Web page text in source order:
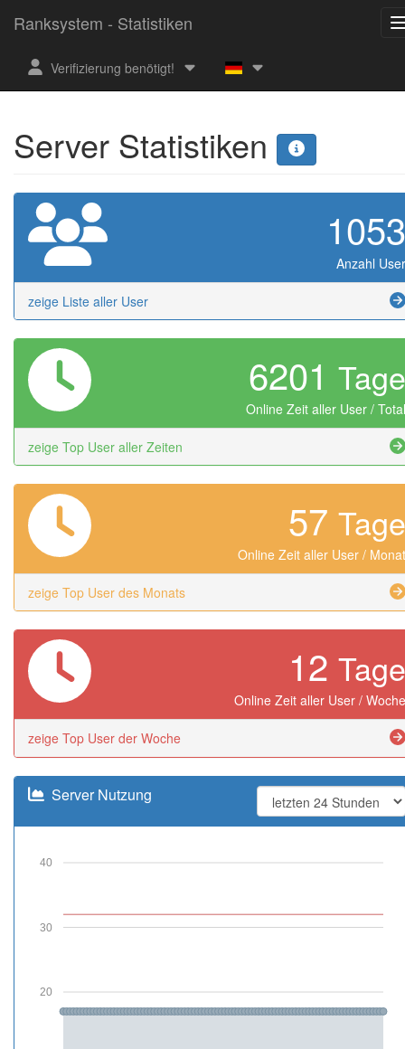
Ranksystem - Statistiken
Verifizierung benötigt!
Server Statistiken
1053
Anzahl User
zeige Liste aller User
6201 Tage
Online Zeit aller User / Total
zeige Top User aller Zeiten
57 Tage
Online Zeit aller User / Monat
zeige Top User des Monats
12 Tage
Online Zeit aller User / Woche
zeige Top User der Woche
Server Nutzung
20
30
40